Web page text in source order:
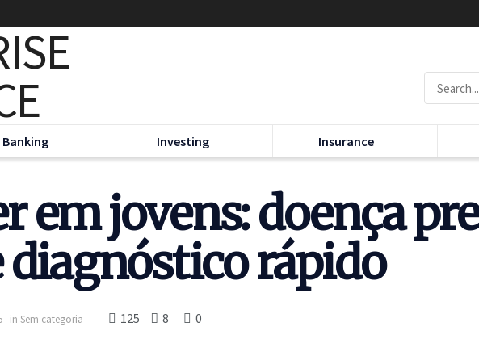
Banking Investing Insurance
em jovens: doença
diagnóstico rápido
in Sem categoria 125 8 0